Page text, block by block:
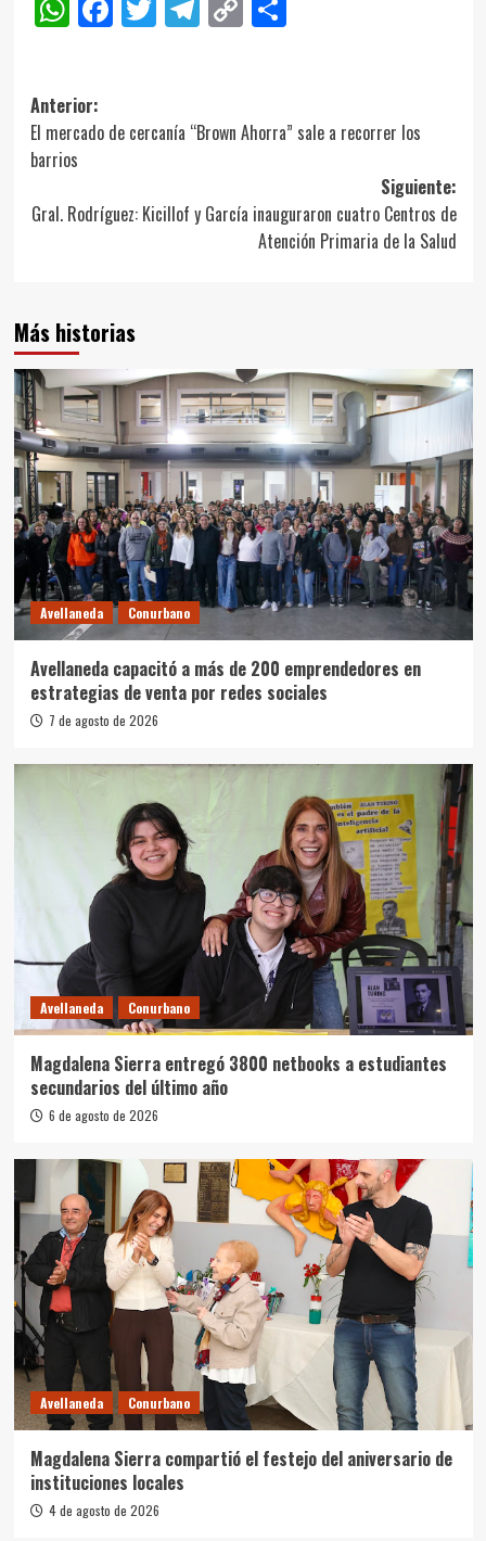
WhatsApp
Facebook
Twitter
Telegram
Copy
Navegación
de
entradas
Anterior:
El mercado de cercanía “Brown Ahorra” sale a recorrer los
barrios
Siguiente:
Gral. Rodríguez: Kicillof y García inauguraron cuatro Centros de
Atención Primaria de la Salud
Más historias
Avellaneda Conurbano
Avellaneda capacitó a más de 200 emprendedores en
estrategias de venta por redes sociales
7 de agosto de 2026
Avellaneda Conurbano
Magdalena Sierra entregó 3800 netbooks a estudiantes
secundarios del último año
6 de agosto de 2026
Avellaneda Conurbano
Magdalena Sierra compartió el festejo del aniversario de
instituciones locales
4 de agosto de 2026